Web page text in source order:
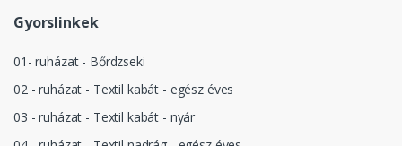
Gyorslinkek
01- ruházat - Bőrdzseki
02 - ruházat - Textil kabát - egész éves
03 - ruházat - Textil kabát - nyár